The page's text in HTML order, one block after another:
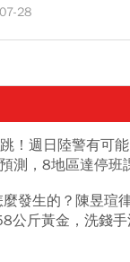
28
！週日陸警有可
測，8地區達停班
發生的？陳昱瑄
公斤黃金，洗錢